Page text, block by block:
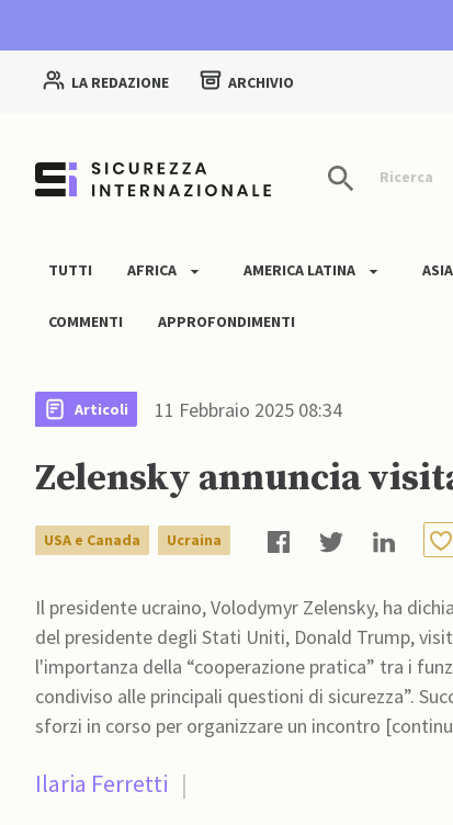
LA REDAZIONE ARCHIVIO
Ricerca
TUTTI AFRICA AMERICA LATINA ASIA
COMMENTI APPROFONDIMENTI
Articoli 11 Febbraio 2025 08:34
Zelensky annuncia
USA e Canada Ucraina
Il presidente ucraino, Volodymyr Zelensky, ha
del presidente degli Stati Uniti, Donald Trump,
l'importanza della “cooperazione pratica” tra i
condiviso alle principali questioni di sicurezza”. Successivamente, il presidente ucraino ha anche confermato gli
sforzi in corso per organizzare un incontro
Ilaria Ferretti |